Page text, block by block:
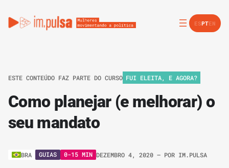
ESPTEN
ESTE CONTEÚDO FAZ PARTE DO CURSO FUI ELEITA, E AGORA?
Como planejar (e melhorar) o
seu mandato
BRA GUIAS 0-15 MIN DEZEMBRO 4, 2020 – POR IM.PULSA